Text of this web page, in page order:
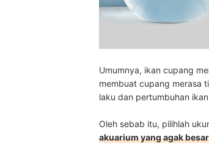
Umumnya, ikan cupang
membuat cupang merasa
laku dan pertumbuhan
Oleh sebab itu, pilihlah
akuarium yang agak